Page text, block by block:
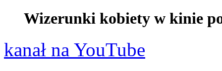
Wizerunki kobiety w kinie
kanał na YouTube